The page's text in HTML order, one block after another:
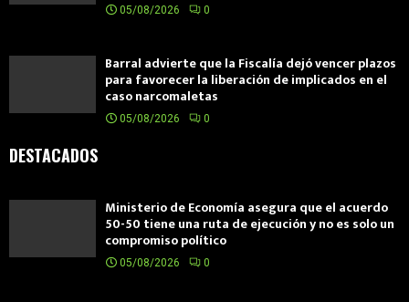
05/08/2026 0
Barral advierte que la Fiscalía dejó vencer plazos
para favorecer la liberación de implicados en el
caso narcomaletas
05/08/2026 0
DESTACADOS
Ministerio de Economía asegura que el acuerdo
50-50 tiene una ruta de ejecución y no es solo un
compromiso político
05/08/2026 0